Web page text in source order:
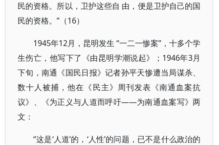
民的资格。所以，卫护这些自 由，便是卫护自己的国
民的资格。”（16）
1945年12月，昆明发生 “一二一惨案”，十多个学
生伤亡，他写下了《由昆明学潮说起》；1946年3月
下旬，南通《国民日报》记者孙平天惨遭当局谋杀、
数十人被捕，他在《民主》周刊发表《南通血案抗
议》、《为正义与人道而呼吁——为南通血案写》两
文：
“这是‘人道’的，‘人性’的问题，已不是什么政治的